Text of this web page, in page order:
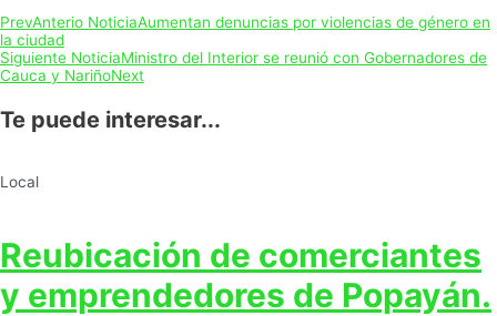
PrevAnterio NoticiaAumentan denuncias por violencias de género en
la ciudad
Siguiente NoticiaMinistro del Interior se reunió con Gobernadores de
Cauca y NariñoNext
Te puede interesar...
Local
Reubicación de comerciantes
y emprendedores de Popayán.